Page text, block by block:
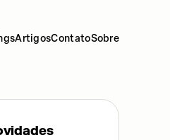
ArtigosContatoSobre